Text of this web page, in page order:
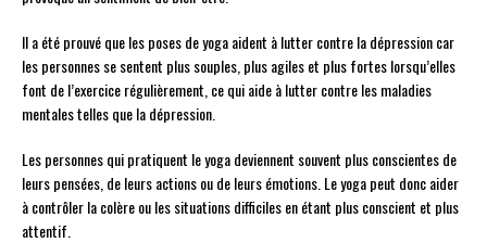
Il a été prouvé que les poses de yoga aident à lutter contre la dépression car
les personnes se sentent plus souples, plus agiles et plus fortes lorsqu’elles
font de l’exercice régulièrement, ce qui aide à lutter contre les maladies
mentales telles que la dépression.
Les personnes qui pratiquent le yoga deviennent souvent plus conscientes de
leurs pensées, de leurs actions ou de leurs émotions. Le yoga peut donc aider
à contrôler la colère ou les situations difficiles en étant plus conscient et plus
attentif.